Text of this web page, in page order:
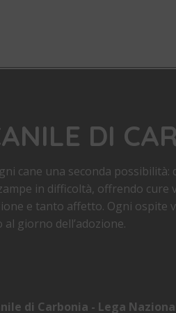
DI
cane una seconda possibilità:
in difficoltà, offrendo cure
e tanto affetto. Ogni ospite
al giorno dell’adozione.
di Carbonia - Lega